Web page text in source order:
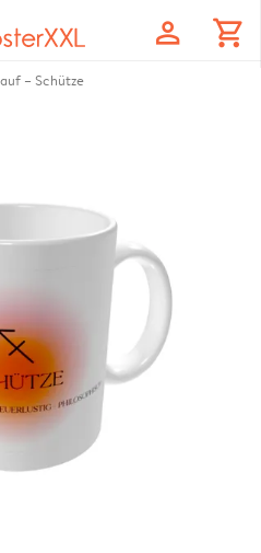
profile shopping_cart
– Schütze